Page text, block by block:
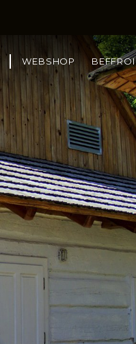
WEBSHOP BEFFROI